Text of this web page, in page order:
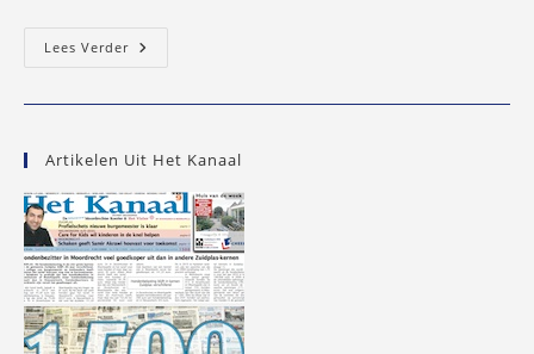
Lees VerderReportage
Artikelen Uit Het Kanaal